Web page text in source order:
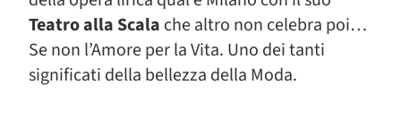
Teatro alla Scala che altro non celebra poi…
Se non l’Amore per la Vita. Uno dei tanti
significati della bellezza della Moda.